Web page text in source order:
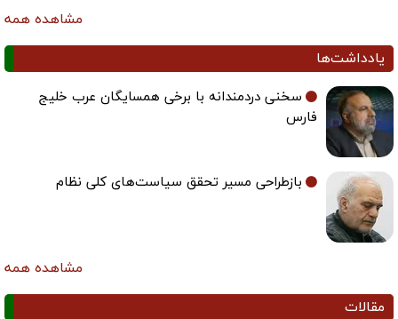
مشاهده همه
یادداشت‌ها
سخنی دردمندانه با برخی همسایگان عرب خلیج
فارس
بازطراحی مسیر تحقق سیاست‌های کلی نظام
مشاهده همه
مقالات